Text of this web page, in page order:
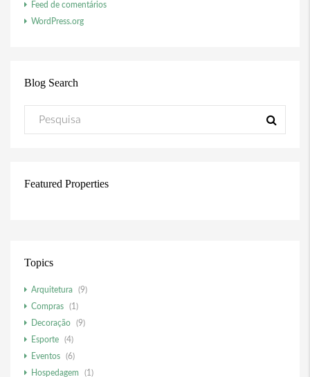
Feed de comentários
WordPress.org
Blog Search
Featured Properties
Topics
Arquitetura
(9)
Compras
(1)
Decoração
(9)
Esporte
(4)
Eventos
(6)
Hospedagem
(1)